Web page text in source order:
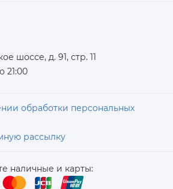
шоссе, д. 91, стр. 11
21:00
обработки персональных
рассылку
наличные и карты: